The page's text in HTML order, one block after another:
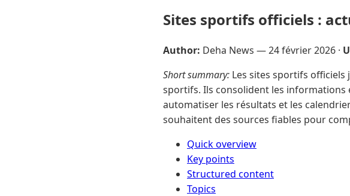
Sites sportifs officiels :
Author: Deha News —24 février 2026 ·
Short summary: Les sites sportifs
sportifs. Ils consolident les
automatiser les résultats et les
souhaitent des sources fiables pour
Quick overview
Key points
Structured content
Topics